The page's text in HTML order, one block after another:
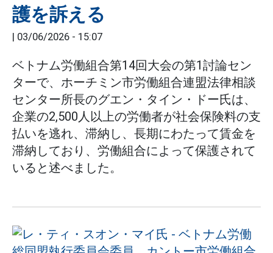
護を訴える
| 03/06/2026 - 15:07
ベトナム労働組合第14回大会の第1討論セン
ターで、ホーチミン市労働組合連盟法律相談
センター所長のグエン・タイン・ドー氏は、
企業の2,500人以上の労働者が社会保険料の支
払いを逃れ、滞納し、長期にわたって賃金を
滞納しており、労働組合によって保護されて
いると述べました。